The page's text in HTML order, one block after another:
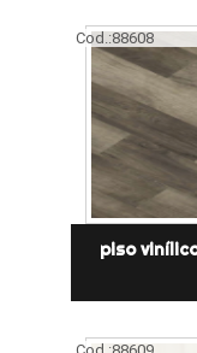
Cod.:88608
piso